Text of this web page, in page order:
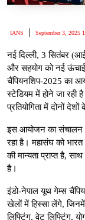
IANS September 3, 2025
नई दिल्ली, 3 सितंबर
और सहयोग को नई
चैंपियनशिप-2025 का
स्टेडियम में होने जा
प्रतियोगिता में दोनों
इस आयोजन का संचालन
रहा है। महासंघ को
की मान्यता प्राप्त है,
है।
इंडो-नेपाल यूथ गेम्स
खेलों में हिस्सा लेंगे,
लिफ्टिंग, वेट लिफ्टिंग,